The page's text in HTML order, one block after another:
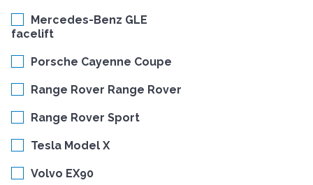
Mercedes-Benz GLE
facelift
Porsche Cayenne Coupe
Range Rover Range Rover
Range Rover Sport
Tesla Model X
Volvo EX90